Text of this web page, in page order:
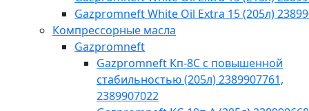
Gazpromneft White Oil Extra 15 (205л)
Компрессорные масла
Gazpromneft
Gazpromneft Кп-8С с повышенной
стабильностью (205л) 2389907761,
2389907022